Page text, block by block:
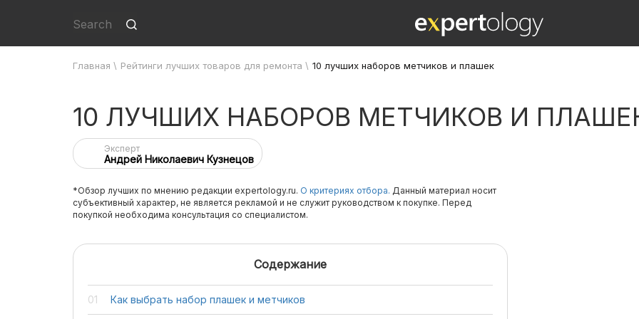
Главная \ Рейтинги лучших товаров для ремонта \ 10 лучших наборов метчиков и плашек
10 ЛУЧШИХ НАБОРОВ МЕТЧИКОВ И
Эксперт
Андрей Николаевич Кузнецов
*Обзор лучших по мнению редакции expertology.ru. О критериях отбора. Данный материал носит
субъективный характер, не является рекламой и не служит руководством к покупке. Перед
покупкой необходима консультация со специалистом.
Содержание
Как выбрать набор плашек и метчиков